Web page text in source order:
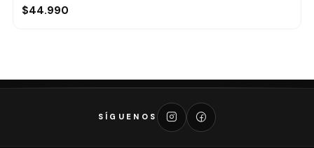
$44.990
SÍGUENOS